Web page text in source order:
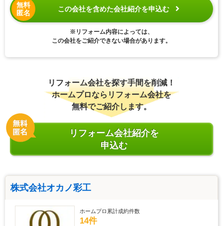
無料
匿名
この会社を含めた会社紹介を申込む
※リフォーム内容によっては、
この会社をご紹介できない場合があります。
リフォーム会社を探す手間を削減！
ホームプロならリフォーム会社を
無料でご紹介します。
リフォーム会社紹介を
申込む
株式会社オカノ彩工
ホームプロ累計成約件数
14件